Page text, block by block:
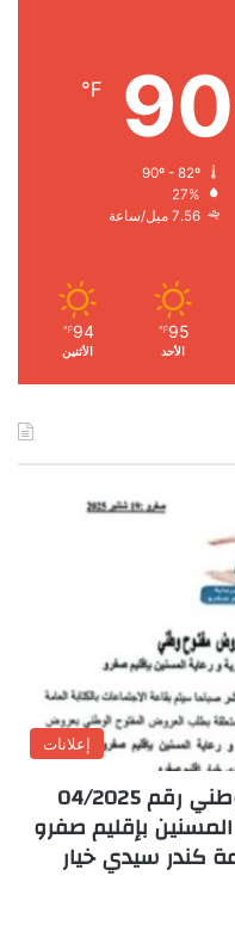
90
℉
27%
7.56 ميل/ساعة
95
℉
الأحد
94
℉
الأثنين
إعلانات
إعلان عن طلب عروض مفتوح وطني رقم 04/2025
المسنين بإقليم صفرو
كندر سيدي خيار